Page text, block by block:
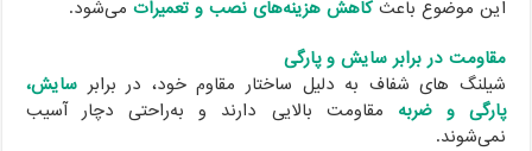
این موضوع باعثکاهش هزینه‌های نصب و تعمیراتمی‌شود.
مقاومت در برابر سایش و پارگی
شیلنگ های شفاف به دلیل ساختار مقاوم خود، در برابرسایش،
پارگی و ضربهمقاومت بالایی دارند و به‌راحتی دچار آسیب
نمی‌شوند.